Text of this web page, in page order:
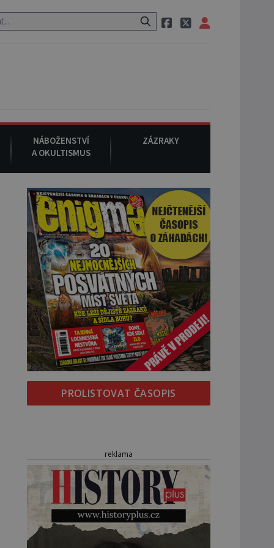
původu. 7. srpna 1994: Na americké městečko
NÁBOŽENSTVÍ
A OKULTISMUS
ZÁZRAKY
PROLISTOVAT ČASOPIS
reklama